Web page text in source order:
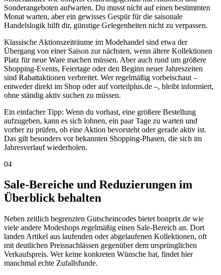
Sonderangeboten aufwarten. Du musst nicht auf einen bestimmten
Monat warten, aber ein gewisses Gespür für die saisonale
Handelslogik hilft dir, günstige Gelegenheiten nicht zu verpassen.
Klassische Aktionszeiträume im Modehandel sind etwa der
Übergang von einer Saison zur nächsten, wenn ältere Kollektionen
Platz für neue Ware machen müssen. Aber auch rund um größere
Shopping-Events, Feiertage oder den Beginn neuer Jahreszeiten
sind Rabattaktionen verbreitet. Wer regelmäßig vorbeischaut –
entweder direkt im Shop oder auf vorteilplus.de –, bleibt informiert,
ohne ständig aktiv suchen zu müssen.
Ein einfacher Tipp: Wenn du vorhast, eine größere Bestellung
aufzugeben, kann es sich lohnen, ein paar Tage zu warten und
vorher zu prüfen, ob eine Aktion bevorsteht oder gerade aktiv ist.
Das gilt besonders vor bekannten Shopping-Phasen, die sich im
Jahresverlauf wiederholen.
04
Sale-Bereiche und Reduzierungen im
Überblick behalten
Neben zeitlich begrenzten Gutscheincodes bietet bonprix.de wie
viele andere Modeshops regelmäßig einen Sale-Bereich an. Dort
landen Artikel aus laufenden oder abgelaufenen Kollektionen, oft
mit deutlichen Preisnachlässen gegenüber dem ursprünglichen
Verkaufspreis. Wer keine konkreten Wünsche hat, findet hier
manchmal echte Zufallsfunde.